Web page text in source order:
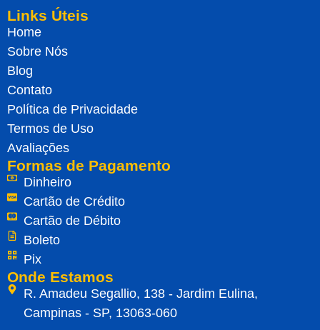
Links Úteis
Home
Sobre Nós
Blog
Contato
Política de Privacidade
Termos de Uso
Avaliações
Formas de Pagamento
Dinheiro
Cartão de Crédito
Cartão de Débito
Boleto
Pix
Onde Estamos
R. Amadeu Segallio, 138 - Jardim Eulina,
Campinas - SP, 13063-060